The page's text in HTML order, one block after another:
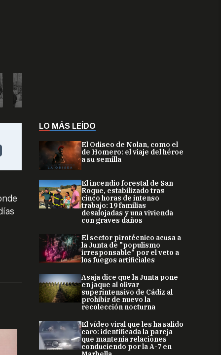
LO MÁS LEÍDO
El Odiseo de Nolan, como el
de Homero: el viaje del héroe
a su semilla
El incendio forestal de San
Roque, estabilizado tras
cinco horas de intenso
trabajo: 19 familias
desalojadas y una vivienda
con graves daños
El sector pirotécnico acusa a
la Junta de "populismo
irresponsable" por el veto a
los fuegos artificiales
Asaja dice que la Junta pone
en jaque al olivar
superintensivo de Cádiz al
prohibir de nuevo la
recolección nocturna
El vídeo viral que les ha salido
caro: identificada la pareja
que mantenía relaciones
conduciendo por la A-7 en